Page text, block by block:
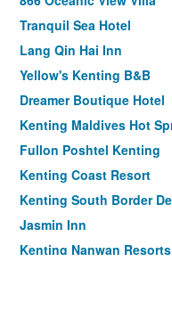
Tranquil Sea Hotel
Lang Qin Hai Inn
Yellow's Kenting B&B
Dreamer Boutique Hotel
Kenting Maldives Hot
Fullon Poshtel Kenting
Kenting Coast Resort
Kenting South Border
Jasmin Inn
Kenting Nanwan Resorts